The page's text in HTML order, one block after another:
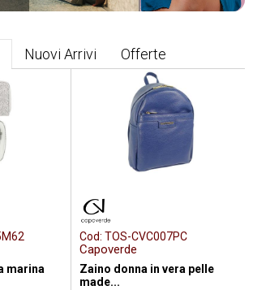
Nuovi Arrivi Offerte
marina
Cod: TOS-CVC007PC
Capoverde
Zaino donna in vera pelle
made...